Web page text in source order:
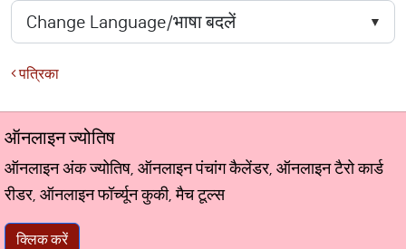
पत्रिका
ऑनलाइन ज्योतिष
ऑनलाइन अंक ज्योतिष, ऑनलाइन पंचांग कैलेंडर, ऑनलाइन टैरो कार्ड
रीडर, ऑनलाइन फॉर्च्यून कुकी, मैच टूल्स
क्लिक करें